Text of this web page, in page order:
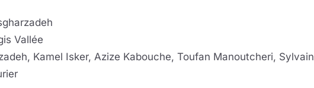
Vallée
Kamel Isker, Azize Kabouche, Toufan Manoutcheri, Sylvain